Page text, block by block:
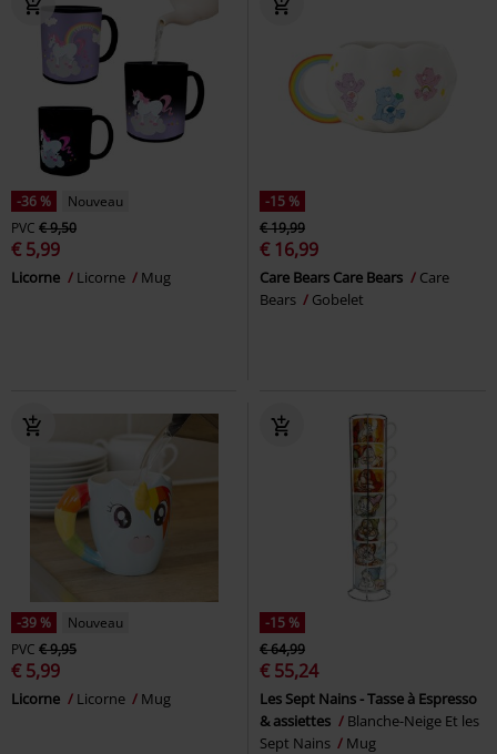
-36 %
Nouveau
PVC € 9,50
€ 5,99
Licorne Licorne Mug
-15 %
€ 19,99
€ 16,99
Care Bears Care Bears
Care
Bears
Gobelet
-39 %
Nouveau
PVC € 9,95
€ 5,99
Licorne Licorne Mug
-15 %
€ 64,99
€ 55,24
Les Sept Nains - Tasse à Espresso
& assiettes
Blanche-Neige Et les
Sept Nains
Mug